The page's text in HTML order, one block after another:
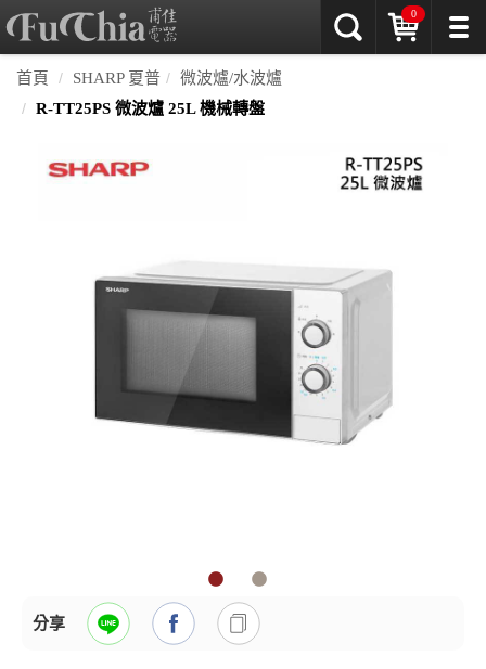
0
首頁 SHARP 夏普
微波爐/水波爐
R-TT25PS 微波爐 25L 機械轉盤
分享